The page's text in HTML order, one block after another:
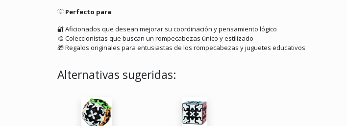
💡 Perfecto para:
🔐Aficionados que desean mejorar su coordinación y pensamiento lógico
🎨 Coleccionistas que buscan un rompecabezas único y estilizado
🎁Regalos originales para entusiastas de los rompecabezas y juguetes educativos
Alternativas sugeridas: